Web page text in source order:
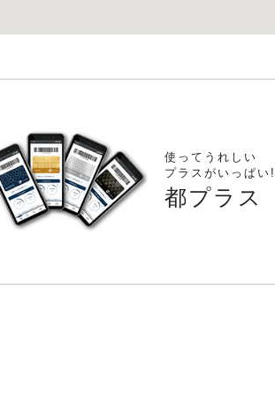
使ってうれしい
プラスがいっぱい
都プラス